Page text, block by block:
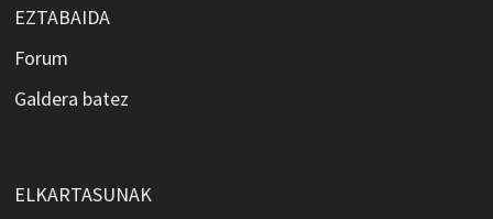
EZTABAIDA
Forum
Galdera batez
ELKARTASUNAK